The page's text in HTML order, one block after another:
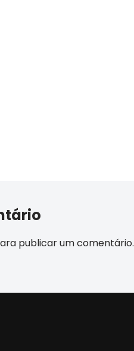
publicar um comentário.